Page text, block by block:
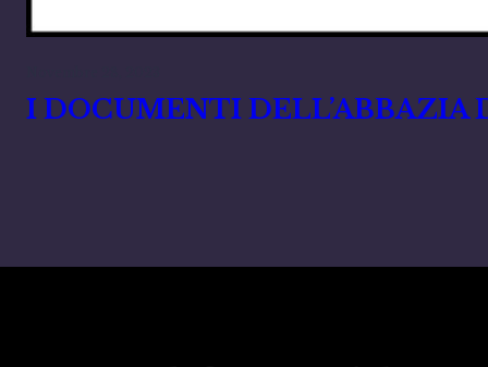
I DOCUMENTI DELL’ABBAZIA